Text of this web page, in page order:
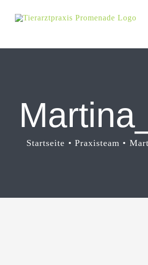
Inhalt
Startseite Praxisteam